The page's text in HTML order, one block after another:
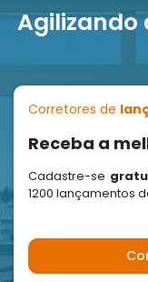
Agilizando
Corretores de
Receba a
Cadastre-se
1200 lançamentos